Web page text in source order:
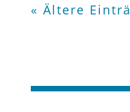
« Ältere